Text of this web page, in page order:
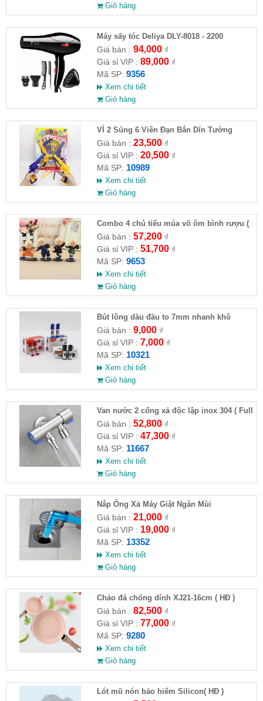
Giỏ hàng
Máy sấy tóc Deliya DLY-8018 - 2200
Giá bán : 94,000₫
Giá sỉ VIP : 89,000₫
Mã SP: 9356
Xem chi tiết
Giỏ hàng
VỈ 2 Súng 6 Viên Đạn Bắn Dín Tường
Giá bán : 23,500₫
Giá sỉ VIP : 20,500₫
Mã SP: 10989
Xem chi tiết
Giỏ hàng
Combo 4 chú tiểu múa võ ôm bình rượu (
HĐ )
Giá bán : 57,200₫
Giá sỉ VIP : 51,700₫
Mã SP: 9653
Xem chi tiết
Giỏ hàng
Bút lông dầu đầu to 7mm nhanh khô
Giá bán : 9,000₫
Giá sỉ VIP : 7,000₫
Mã SP: 10321
Xem chi tiết
Giỏ hàng
Van nước 2 cổng xả độc lập inox 304 ( Full
VAT )
Giá bán : 52,800₫
Giá sỉ VIP : 47,300₫
Mã SP: 11667
Xem chi tiết
Giỏ hàng
Nắp Ống Xả Máy Giặt Ngăn Mùi
Giá bán : 21,000₫
Giá sỉ VIP : 19,000₫
Mã SP: 13352
Xem chi tiết
Giỏ hàng
Chảo đá chống dính XJ21-16cm ( HĐ )
Giá bán : 82,500₫
Giá sỉ VIP : 77,000₫
Mã SP: 9280
Xem chi tiết
Giỏ hàng
Lót mũ nón bảo hiểm Silicon( HĐ )